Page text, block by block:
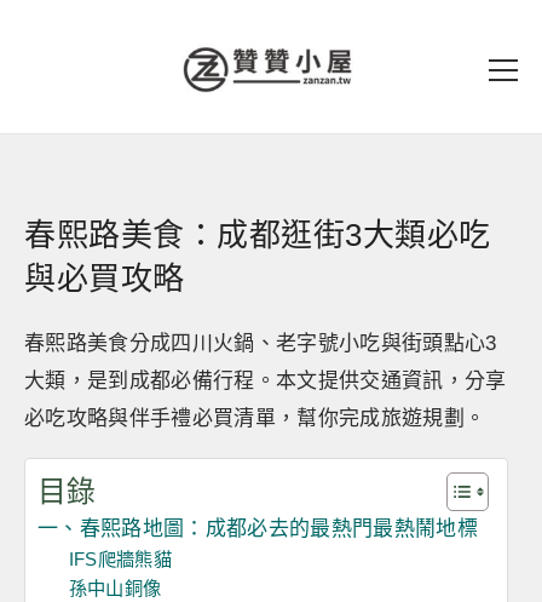
春熙路美食：成都逛街3大類必吃
與必買攻略
春熙路美食分成四川火鍋、老字號小吃與街頭點心3
大類，是到成都必備行程。本文提供交通資訊，分享
必吃攻略與伴手禮必買清單，幫你完成旅遊規劃。
目錄
一、春熙路地圖：成都必去的最熱門最熱鬧地標
IFS爬牆熊貓
孫中山銅像